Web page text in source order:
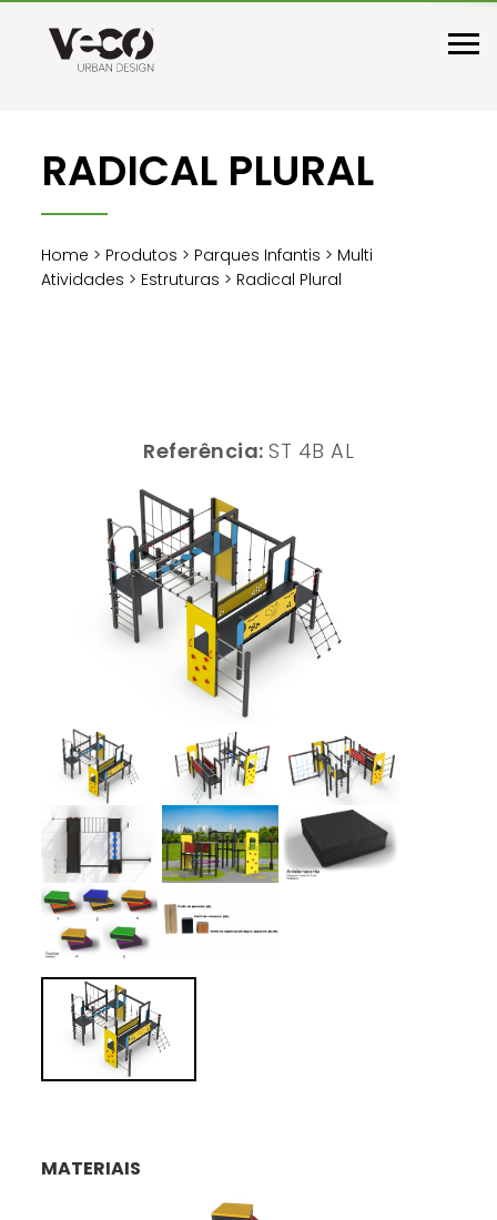
RADICAL PLURAL
Home > Produtos > Parques Infantis > Multi
Atividades > Estruturas > Radical Plural
Referência: ST 4B AL
MATERIAIS